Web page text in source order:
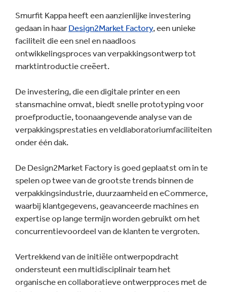
Smurfit Kappa heeft een aanzienlijke investering
gedaan in haar Design2Market Factory, een unieke
faciliteit die een snel en naadloos
ontwikkelingsproces van verpakkingsontwerp tot
marktintroductie creëert.
De investering, die een digitale printer en een
stansmachine omvat, biedt snelle prototyping voor
proefproductie, toonaangevende analyse van de
verpakkingsprestaties en veldlaboratoriumfaciliteiten
onder één dak.
De Design2Market Factory is goed geplaatst om in te
spelen op twee van de grootste trends binnen de
verpakkingsindustrie, duurzaamheid en eCommerce,
waarbij klantgegevens, geavanceerde machines en
expertise op lange termijn worden gebruikt om het
concurrentievoordeel van de klanten te vergroten.
Vertrekkend van de initiële ontwerpopdracht
ondersteunt een multidisciplinair team het
organische en collaboratieve ontwerpproces met de